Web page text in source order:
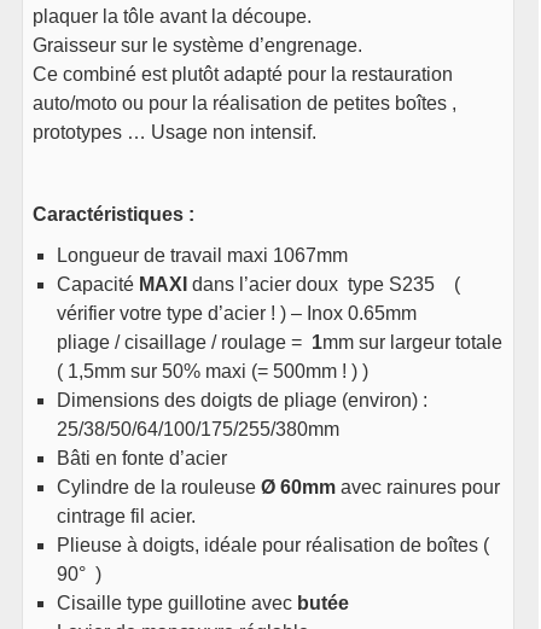
plaquer la tôle avant la découpe.
Graisseur sur le système d’engrenage.
Ce combiné est plutôt adapté pour la restauration
auto/moto ou pour la réalisation de petites boîtes ,
prototypes … Usage non intensif.
Caractéristiques :
Longueur de travail maxi 1067mm
Capacité MAXI dans l’acier doux type S235 (
vérifier votre type d’acier ! ) – Inox 0.65mm
pliage / cisaillage / roulage = 1mm sur largeur totale
( 1,5mm sur 50% maxi (= 500mm ! ) )
Dimensions des doigts de pliage (environ) :
25/38/50/64/100/175/255/380mm
Bâti en fonte d’acier
Cylindre de la rouleuseØ 60mm avec rainures pour
cintrage fil acier.
Plieuse à doigts, idéale pour réalisation de boîtes (
90° )
Cisaille type guillotine avec butée